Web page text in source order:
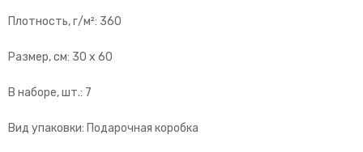
Плотность, г/м²: 360
Размер, см: 30 х 60
В наборе, шт.: 7
Вид упаковки: Подарочная коробка